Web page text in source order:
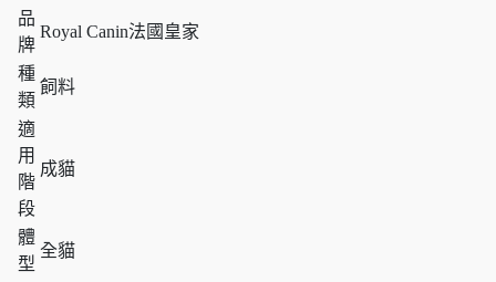
品
牌
Royal Canin法國皇家
種
類
飼料
適
用
階
段
成貓
體
型
全貓